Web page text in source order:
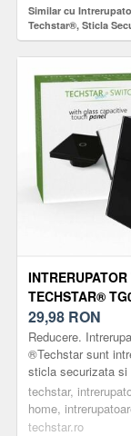
Similar cu
Techstar®, Sticla
Modern, Iluminare
TECHSTAR®
SECURIZATA,
MODERN,
1 FAZA, NEGRU
29,98 RON
Reducere.
®Techstar sunt
sticla securizata si
touch
are un design
techstar,
home,
techstar.ro